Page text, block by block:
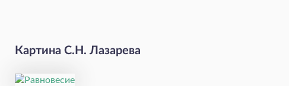
Картина С.Н. Лазарева